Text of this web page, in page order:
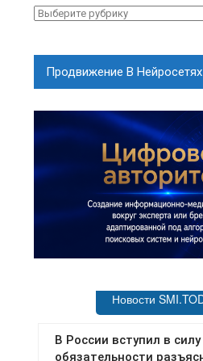
Рубрики
Продвижение В Нейросетях